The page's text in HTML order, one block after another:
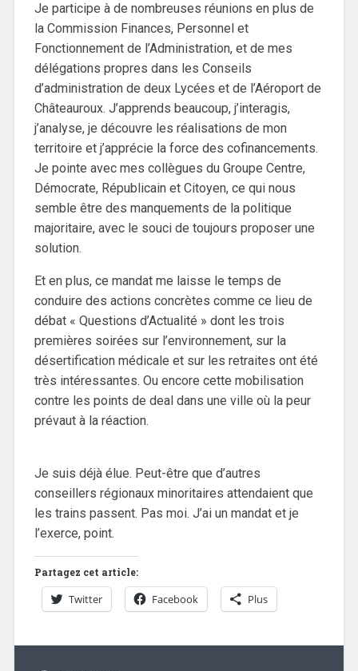
Je participe à de nombreuses réunions en plus de
la Commission Finances, Personnel et
Fonctionnement de l’Administration, et de mes
délégations propres dans les Conseils
d’administration de deux Lycées et de l’Aéroport de
Châteauroux. J’apprends beaucoup, j’interagis,
j’analyse, je découvre les réalisations de mon
territoire et j’apprécie la force des cofinancements.
Je pointe avec mes collègues du Groupe Centre,
Démocrate, Républicain et Citoyen, ce qui nous
semble être des manquements de la politique
majoritaire, avec le souci de toujours proposer une
solution.
Et en plus, ce mandat me laisse le temps de
conduire des actions concrètes comme ce lieu de
débat « Questions d’Actualité » dont les trois
premières soirées sur l’environnement, sur la
désertification médicale et sur les retraites ont été
très intéressantes. Ou encore cette mobilisation
contre les points de deal dans une ville où la peur
prévaut à la réaction.
Je suis déjà élue. Peut-être que d’autres
conseillers régionaux minoritaires attendaient que
les trains passent. Pas moi. J’ai un mandat et je
l’exerce, point.
Partagez cet article:
Twitter Facebook Plus